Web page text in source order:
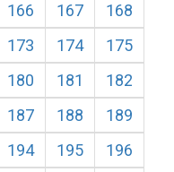
166 167
168
173 174
175
180 181
182
187 188
189
194 195
196